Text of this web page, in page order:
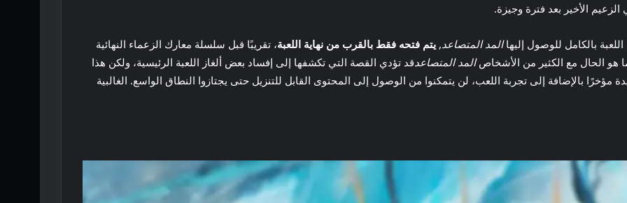
الأخير بعد فترة وجيزة.
بالكامل للوصول إليهاالمد المتصاعد, يتم فتحه فقط بالقرب من نهاية اللعبة، تقريبًا قبل سلسلة معارك الزعماء النهائية
هو الحال مع الكثير من الأشخاصالمد المتصاعدقد تؤدي القصة التي تكشفها إلى إفساد بعض ألغاز اللعبة الرئيسية، ولكن هذا
مؤخرًا بالإضافة إلى تجربة اللعب، لن يتمكنوا من الوصول إلى المحتوى القابل للتنزيل حتى يجتازوا النطاق الواسع. الغالبية